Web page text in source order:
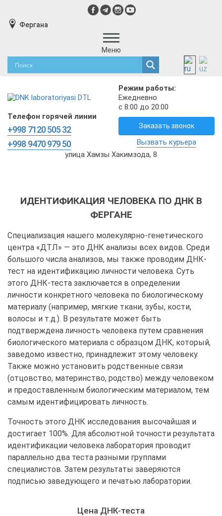
Фергана
Меню
Режим работы:
Ежедневно
с 8:00 до 20:00
Телефон горячей линии
+998 7120 505 32
+998 9470 979 50
Заказать звонок
Вызвать курьера
улица Хамзы Хакимзода, 8
ИДЕНТИФИКАЦИЯ ЧЕЛОВЕКА ПО ДНК В
ФЕРГАНЕ
Специализация нашего молекулярно-генетического
центра «ДТЛ» — это ДНК анализы всех видов. Среди
большого числа анализов, мы также проводим ДНК-
тест на идентификацию личности человека. Суть
этого ДНК-теста заключается в определении
личности конкретного человека по биологическому
материалу (например, мягкие ткани, зубы, кости,
волосы и т.д.). В результате может быть
подтверждена личность человека путем сравнения
биологического материала с образцом ДНК, который,
заведомо известно, принадлежит этому человеку.
Также можно установить родственные связи
(отцовство, материнство, родство) между человеком
и предоставленным биологическим материалом, тем
самым идентифицировать личность.
Точность этого ДНК исследования высочайшая и
достигает 100%. Для абсолютной точности результата
идентификации человека лаборатория проводит
параллельно два теста разными группами
специалистов. Затем результаты заверяются
подписью заведующего и печатью лаборатории.
Цена ДНК-теста